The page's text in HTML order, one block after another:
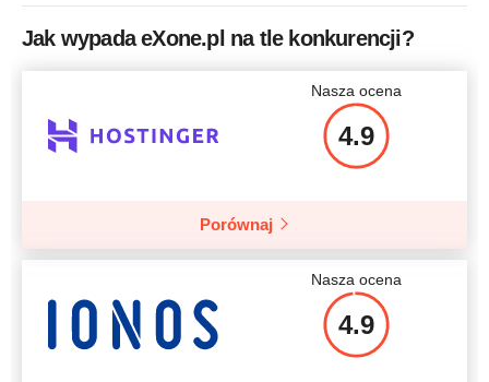
Więcej szczegółów
Pamięć RAM
Cena
4GB
$64.00
Jak wypada eXone.pl na tle konkurencji?
Nasza ocena
4.9
Porównaj
Nasza ocena
4.9